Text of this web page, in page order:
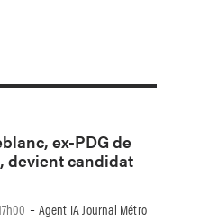
ex-PDG de
devient candidat
-Agent IA Journal Métro